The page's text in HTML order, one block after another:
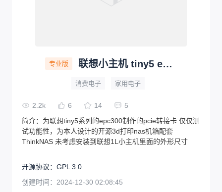
专业版 联想小主机 tiny5 epc300 pcie转接卡
消费电子 家用电子
2.2k 6 14
5
简介： 为联想tiny5系列的epc300制作的pcie转接卡 仅仅测
试功能性，为本人设计的开源3d打印nas机箱配套
ThinkNAS 未考虑安装到联想1L小主机里面的外形尺寸
开源协议： GPL 3.0
创建时间： 2024-12-30 02:08:45